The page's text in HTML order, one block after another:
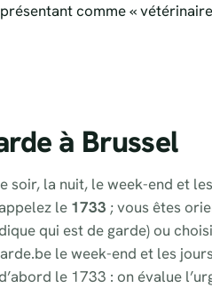
comme «
à Brussel
la nuit, le week-end et
le 1733 ; vous êtes
qui est de garde) ou
le week-end et les
le 1733 : on évalue